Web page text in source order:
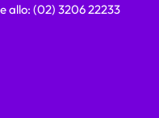
allo: (02) 3206 22233